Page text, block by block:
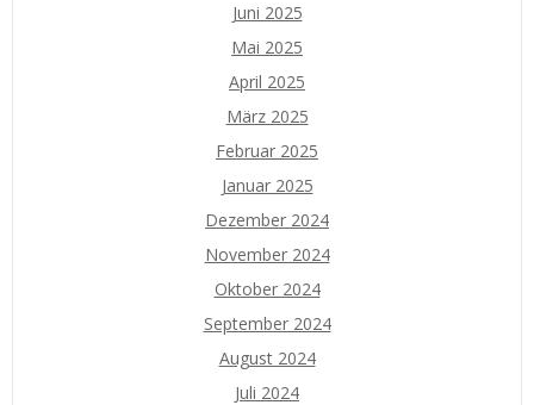
Juni 2025
Mai 2025
April 2025
März 2025
Februar 2025
Januar 2025
Dezember 2024
November 2024
Oktober 2024
September 2024
August 2024
Juli 2024